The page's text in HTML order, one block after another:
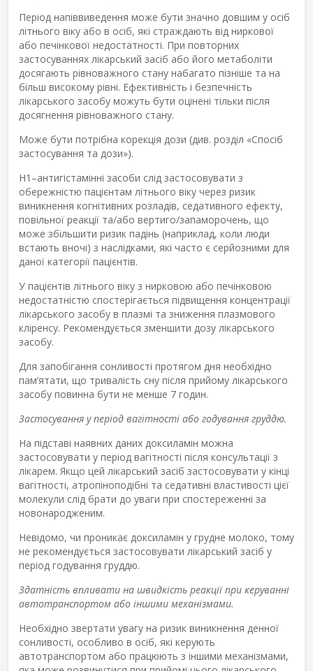
Період напіввиведення може бути значно довшим у осіб
літнього віку або в осіб, які страждають від ниркової
або печінкової недостатності. При повторних
застосуваннях лікарський засіб або його метаболіти
досягають рівноважного стану набагато пізніше та на
більш високому рівні. Ефективність і безпечність
лікарського засобу можуть бути оцінені тільки після
досягнення рівноважного стану.
Може бути потрібна корекція дози (див. розділ «Спосіб
застосування та дози»).
Н1 –антигістамінні засоби слід застосовувати з
обережністю пацієнтам літнього віку через ризик
виникнення когнітивних розладів, седативного ефекту,
повільної реакції та/або вертиго/запаморочень, що
може збільшити ризик падінь (наприклад, коли люди
встають вночі) з наслідками, які часто є серйозними для
даної категорії пацієнтів.
У пацієнтів літнього віку з нирковою або печінковою
недостатністю спостерігається підвищення концентрації
лікарського засобу в плазмі та зниження плазмового
кліренсу. Рекомендується зменшити дозу лікарського
засобу.
Для запобігання сонливості протягом дня необхідно
пам’ятати, що тривалість сну після прийому лікарського
засобу повинна бути не менше 7 годин.
Застосування у період вагітності або годування груддю.
На підставі наявних даних доксиламін можна
застосовувати у період вагітності після консультації з
лікарем. Якщо цей лікарський засіб застосовувати у кінці
вагітності, атропіноподібні та седативні властивості цієї
молекули слід брати до уваги при спостереженні за
новонародженим.
Невідомо, чи проникає доксиламін у грудне молоко, тому
не рекомендується застосовувати лікарський засіб у
період годування груддю.
Здатність впливати на швидкість реакції при керуванні
автотранспортом або іншими механізмами.
Необхідно звертати увагу на ризик виникнення денної
сонливості, особливо в осіб, які керують
автотранспортом або працюють з іншими механізмами,